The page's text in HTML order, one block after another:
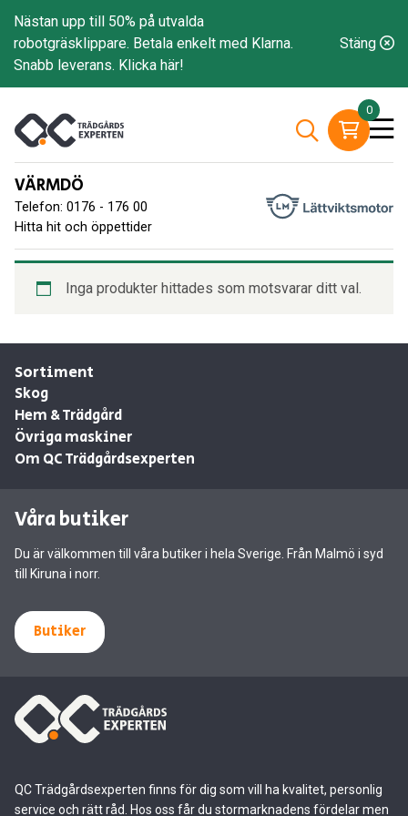
Nästan upp till 50% på utvalda
robotgräsklippare. Betala enkelt med Klarna.
Snabb leverans. Klicka här!
Stäng
0
VÄRMDÖ
Telefon: 0176 - 176 00
Hitta hit och öppettider
Inga produkter hittades som motsvarar ditt val.
QC Trädgårdsexperten finns för dig som vill ha kvalitet, personlig
service och rätt råd. Hos oss får du stormarknadens fördelar men
Sortiment
Skog
Hem & Trädgård
Övriga maskiner
Om QC Trädgårdsexperten
Våra butiker
Du är välkommen till våra butiker i hela Sverige. Från Malmö i syd
till Kiruna i norr.
Butiker